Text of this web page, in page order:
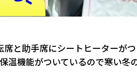
席と助手席にシートヒーターがつ
温機能がついているので寒い冬